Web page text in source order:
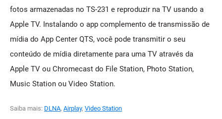
fotos armazenadas no TS-231 e reproduzir na TV usando a
Apple TV. Instalando o app complemento de transmissão de
mídia do App Center QTS, você pode transmitir o seu
conteúdo de mídia diretamente para uma TV através da
Apple TV ou Chromecast do File Station, Photo Station,
Music Station ou Video Station.
Saiba mais: DLNA, Airplay, Video Station